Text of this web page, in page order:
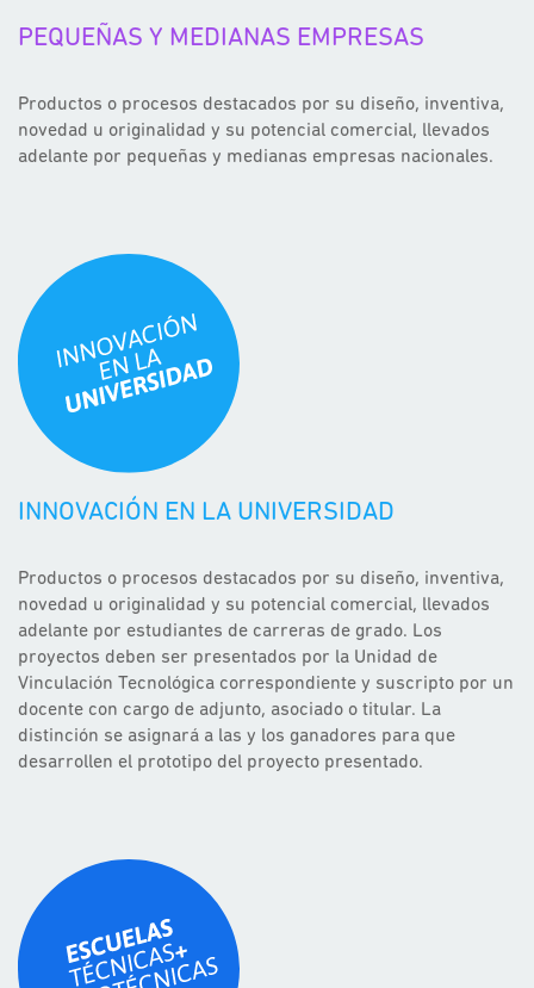
PEQUEÑAS Y MEDIANAS EMPRESAS
Productos o procesos destacados por su diseño, inventiva,
novedad u originalidad y su potencial comercial, llevados
adelante por pequeñas y medianas empresas nacionales.
INNOVACIÓN EN LA UNIVERSIDAD
Productos o procesos destacados por su diseño, inventiva,
novedad u originalidad y su potencial comercial, llevados
adelante por estudiantes de carreras de grado. Los
proyectos deben ser presentados por la Unidad de
Vinculación Tecnológica correspondiente y suscripto por un
docente con cargo de adjunto, asociado o titular. La
distinción se asignará a las y los ganadores para que
desarrollen el prototipo del proyecto presentado.